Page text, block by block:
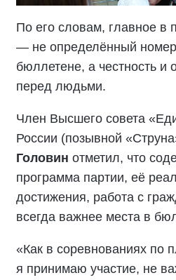
По его словам, главное в
— не определённый
бюллетене, а честность и
перед людьми.
Член Высшего совета
России (позывной
Головин отметил, что
программа партии, её
достижения, работа с
всегда важнее места в
«Как в соревнованиях по
я принимаю участие, не